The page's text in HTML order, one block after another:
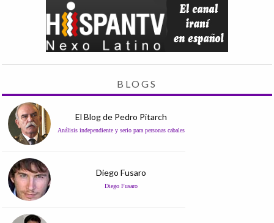
BLOGS
El Blog de Pedro Pitarch
Análisis independiente y serio para personas cabales
Diego Fusaro
Diego Fusaro